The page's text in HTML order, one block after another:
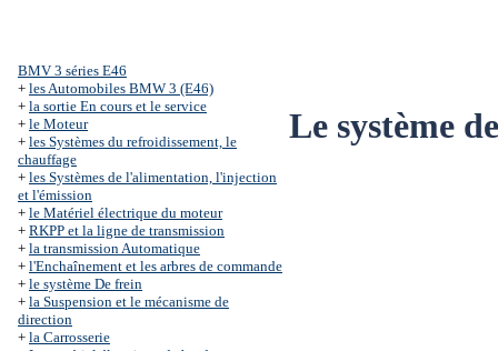
BMV 3 séries Е46
+ les Automobiles BMW 3 (Е46)
+ la sortie En cours et le service
+ le Moteur
+ les Systèmes du refroidissement, le
chauffage
+ les Systèmes de l'alimentation, l'injection
et l'émission
+ le Matériel électrique du moteur
+ RKPP et la ligne de transmission
+ la transmission Automatique
+ l'Enchaînement et les arbres de commande
+ le système De frein
+ la Suspension et le mécanisme de
direction
+ la Carrosserie
Le système